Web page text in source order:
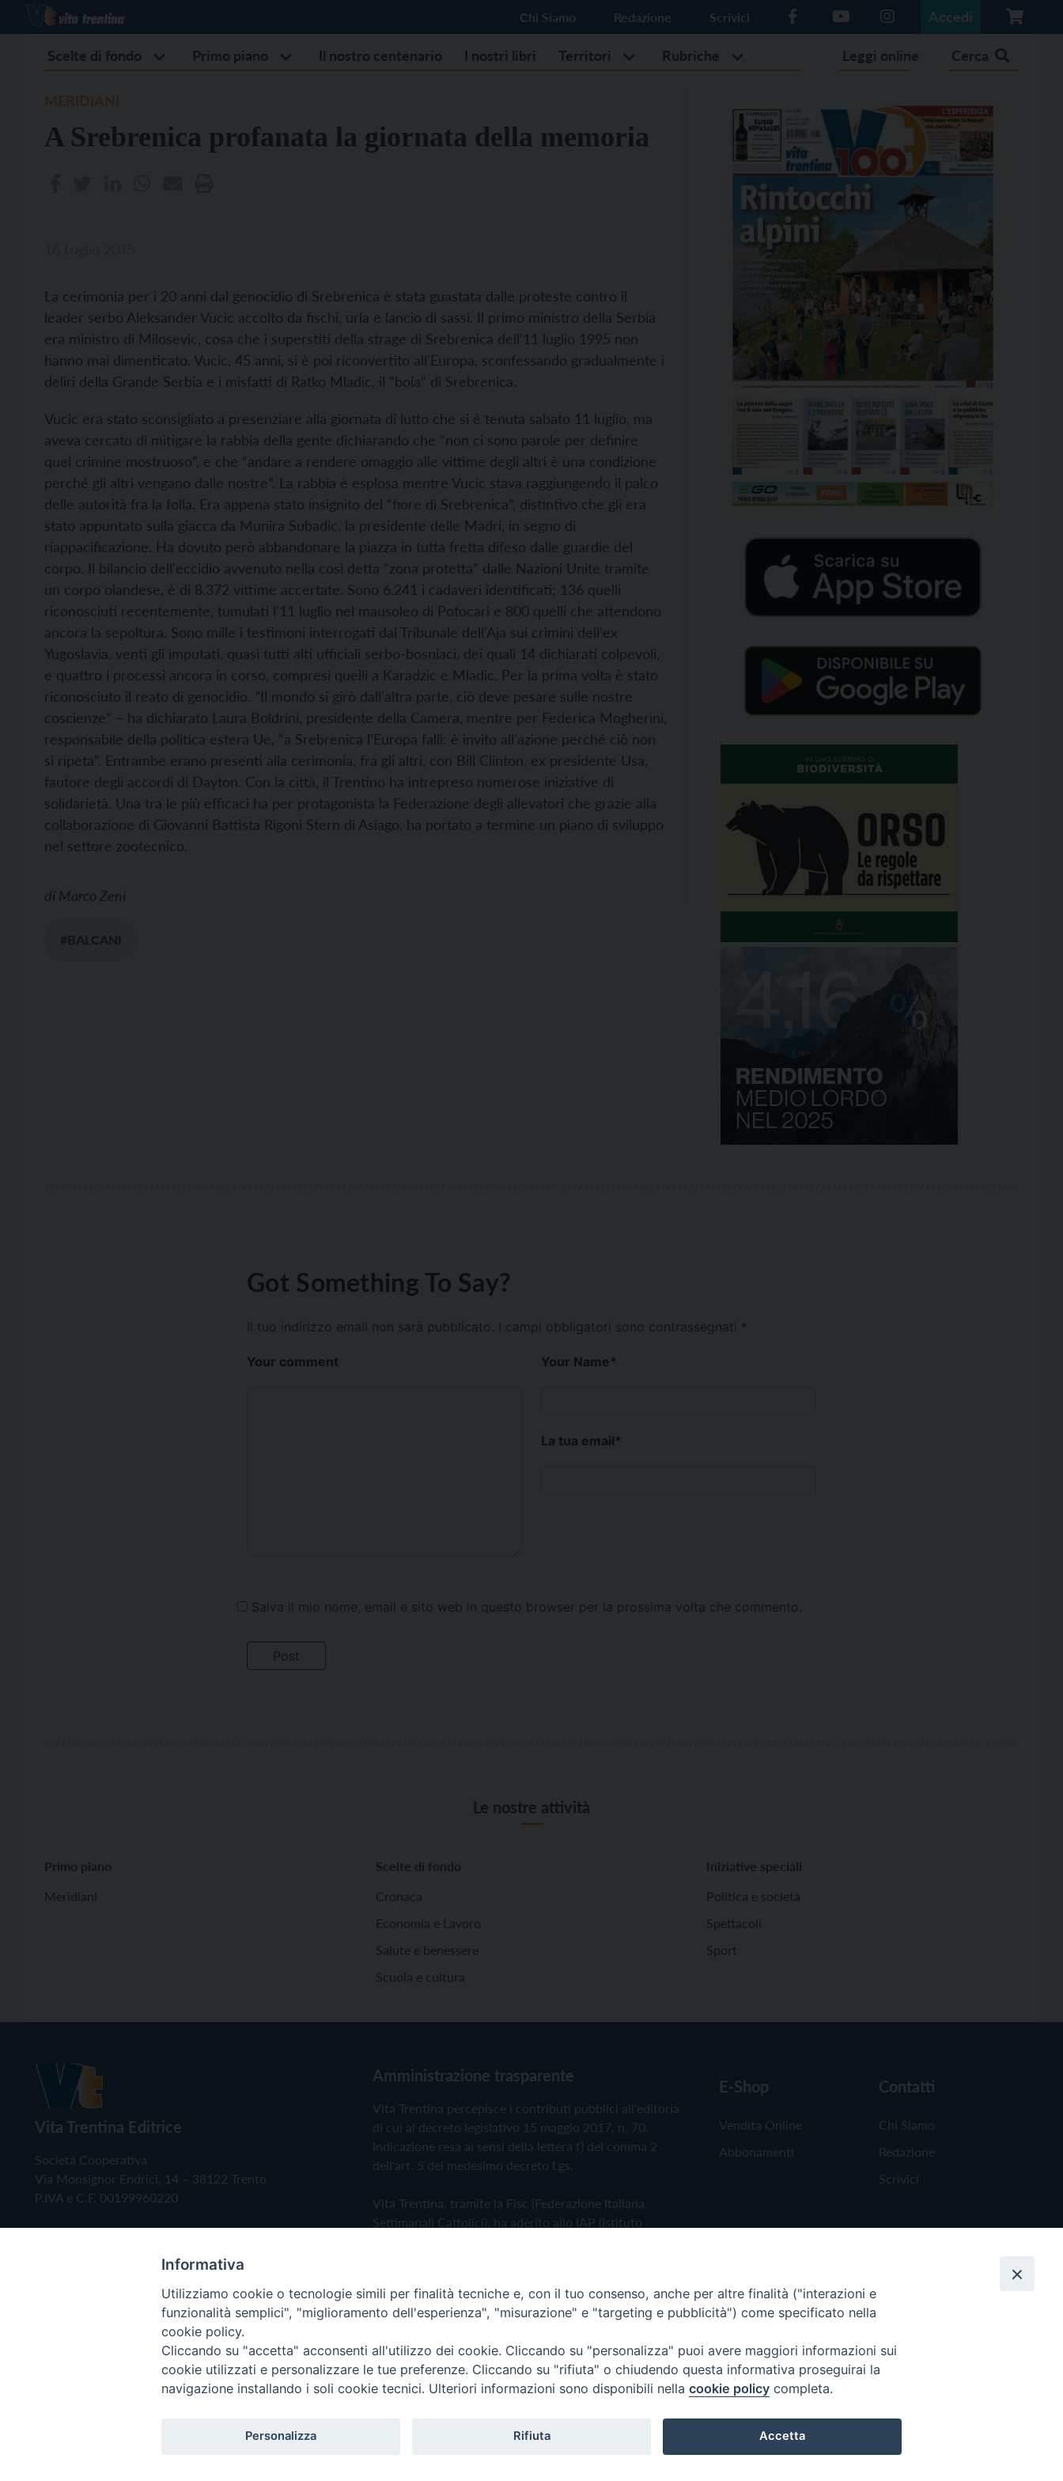
Chi Siamo Redazione Scrivici Accedi
Scelte di fondo Primo piano Il nostro centenario I nostri libri Territori Rubriche Leggi online Cerca
A Srebrenica profanata la giornata della memoria
La cerimonia per i 20 anni dal genocidio di Srebrenica è stata guastata dalle proteste contro il
leader serbo Aleksander Vucic accolto da fischi, urla e lancio di sassi. Il primo ministro della Serbia
era ministro di Milosevic, cosa che i superstiti della strage di Srebrenica dell'11 luglio 1995 non
hanno mai dimenticato. Vucic, 45 anni, si è poi riconvertito all'Europa, sconfessando gradualmente i
deliri della Grande Serbia e i misfatti di Ratko Mladic, il “boia” di Srebrenica.
Vucic era stato sconsigliato a presenziare alla giornata di lutto che si è tenuta sabato 11 luglio, ma
aveva cercato di mitigare la rabbia della gente dichiarando che “non ci sono parole per definire
quel crimine mostruoso”, e che “andare a rendere omaggio alle vittime degli altri è una condizione
perché gli altri vengano dalle nostre”. La rabbia è esplosa mentre Vucic stava raggiungendo il palco
delle autorità fra la folla. Era appena stato insignito del “fiore di Srebrenica”, distintivo che gli era
stato appuntato sulla giacca da Munira Subadic, la presidente delle Madri, in segno di
riappacificazione. Ha dovuto però abbandonare la piazza in tutta fretta difeso dalle guardie del
corpo. Il bilancio dell'eccidio avvenuto nella così detta “zona protetta” dalle Nazioni Unite tramite
un corpo olandese, è di 8.372 vittime accertate. Sono 6.241 i cadaveri identificati; 136 quelli
riconosciuti recentemente, tumulati l'11 luglio nel mausoleo di Potocari e 800 quelli che attendono
ancora la sepoltura. Sono mille i testimoni interrogati dal Tribunale dell'Aja sui crimini dell'ex
Yugoslavia, venti gli imputati, quasi tutti alti ufficiali serbo-bosniaci, dei quali 14 dichiarati colpevoli,
e quattro i processi ancora in corso, compresi quelli a Karadzic e Mladic. Per la prima volta è stato
riconosciuto il reato di genocidio. ”Il mondo si girò dall'altra parte, ciò deve pesare sulle nostre
coscienze” – ha dichiarato Laura Boldrini, presidente della Camera, mentre per Federica Mogherini,
responsabile della politica estera Ue, “a Srebrenica l'Europa fallì: è invito all'azione perché ciò non
si ripeta”. Entrambe erano presenti alla cerimonia, fra gli altri, con Bill Clinton, ex presidente Usa,
fautore degli accordi di Dayton. Con la città, il Trentino ha intrepreso numerose iniziative di
solidarietà. Una tra le più efficaci ha per protagonista la Federazione degli allevatori che grazie alla
collaborazione di Giovanni Battista Rigoni Stern di Asiago, ha portato a termine un piano di sviluppo
nel settore zootecnico.
di Marco Zeni
#BALCANI
Got Something To Say?
Il tuo indirizzo email non sarà pubblicato. I campi obbligatori sono contrassegnati *
Your comment Your Name*
La tua email*
Salva il mio nome, email e sito web in questo browser per la prossima volta che commento.
Le nostre attività
Primo piano
Meridiani
Scelte di fondo
Cronaca
Economia e Lavoro
Salute e benessere
Scuola e cultura
Iniziative speciali
Politica e società
Spettacoli
Sport
Vita Trentina Editrice
Società Cooperativa
Via Monsignor Endrici, 14 – 38122 Trento
P.IVA e C.F. 00199960220
Amministrazione trasparente
Vita Trentina percepisce i contributi pubblici all'editoria
di cui al decreto legislativo 15 maggio 2017, n. 70.
Indicazione resa ai sensi della lettera f) del comma 2
dell'art. 5 del medesimo decreto Lgs.
Vita Trentina, tramite la Fisc (Federazione Italiana
Settimanali Cattolici), ha aderito allo IAP (Istituto
Privacy Policy Cookie Policy
E-Shop
Vendita Online
Abbonamenti
Contatti
Chi Siamo
Redazione
Scrivici
Copyright © 2019 - Tutti i diritti riservati - Vita Trentina Editrice
Informativa
Utilizziamo cookie o tecnologie simili per finalità tecniche e, con il tuo consenso, anche per altre finalità ("interazioni e
funzionalità semplici", "miglioramento dell'esperienza", "misurazione" e "targeting e pubblicità") come specificato nella
cookie policy.
Cliccando su "accetta" acconsenti all'utilizzo dei cookie. Cliccando su "personalizza" puoi avere maggiori informazioni sui
cookie utilizzati e personalizzare le tue preferenze. Cliccando su "rifiuta" o chiudendo questa informativa proseguirai la
navigazione installando i soli cookie tecnici. Ulteriori informazioni sono disponibili nella cookie policy completa.
Personalizza Rifiuta Accetta